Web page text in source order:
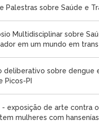
Palestras sobre Saúde e
Multidisciplinar sobre
em um mundo em
deliberativo sobre
Picos-PI
- exposição de arte contra
mulheres com